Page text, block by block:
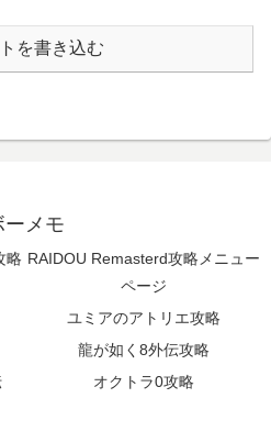
を書き込む
ーメモ
略 RAIDOU Remasterd攻略メニュー
ページ
ユミアのアトリエ攻略
龍が如く8外伝攻略
オクトラ0攻略